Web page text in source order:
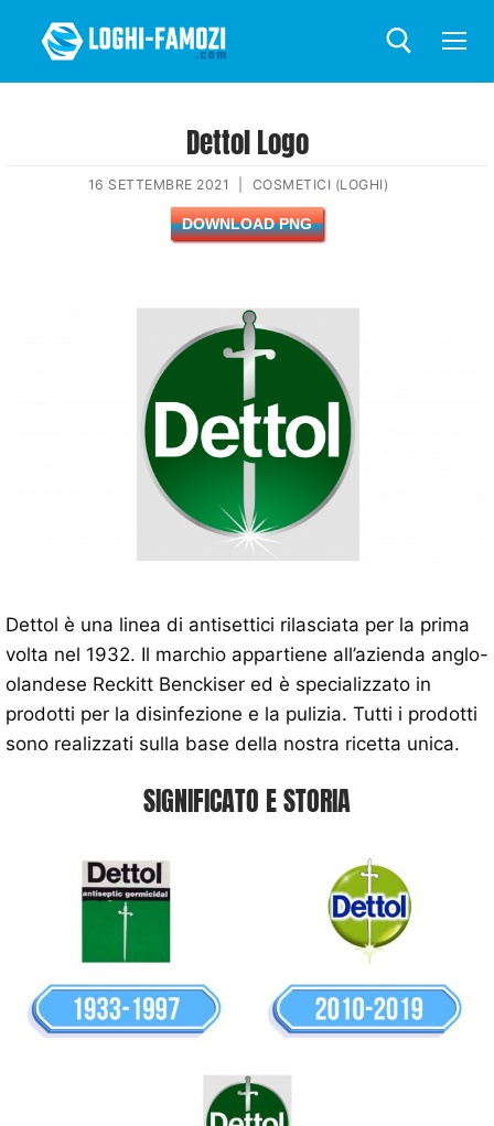
Dettol Logo
16 SETTEMBRE 2021 COSMETICI (LOGHI)
DOWNLOAD PNG
Dettol è una linea di antisettici rilasciata per la prima
volta nel 1932. Il marchio appartiene all’azienda anglo-
olandese Reckitt Benckiser ed è specializzato in
prodotti per la disinfezione e la pulizia. Tutti i prodotti
sono realizzati sulla base della nostra ricetta unica.
SIGNIFICATO E STORIA